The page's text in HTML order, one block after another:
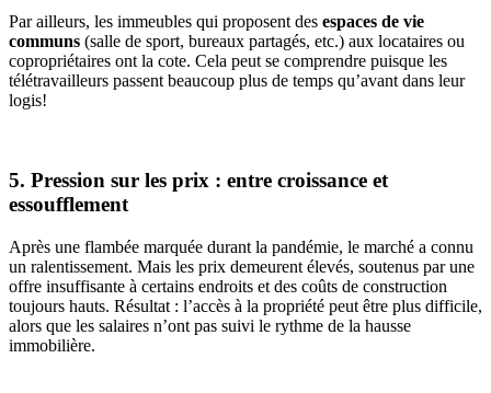
Par ailleurs, les immeubles qui proposent des espaces de vie
communs (salle de sport, bureaux partagés, etc.) aux locataires ou
copropriétaires ont la cote. Cela peut se comprendre puisque les
télétravailleurs passent beaucoup plus de temps qu’avant dans leur
logis!
5. Pression sur les prix : entre croissance et
essoufflement
Après une flambée marquée durant la pandémie, le marché a connu
un ralentissement. Mais les prix demeurent élevés, soutenus par une
offre insuffisante à certains endroits et des coûts de construction
toujours hauts. Résultat : l’accès à la propriété peut être plus difficile,
alors que les salaires n’ont pas suivi le rythme de la hausse
immobilière.